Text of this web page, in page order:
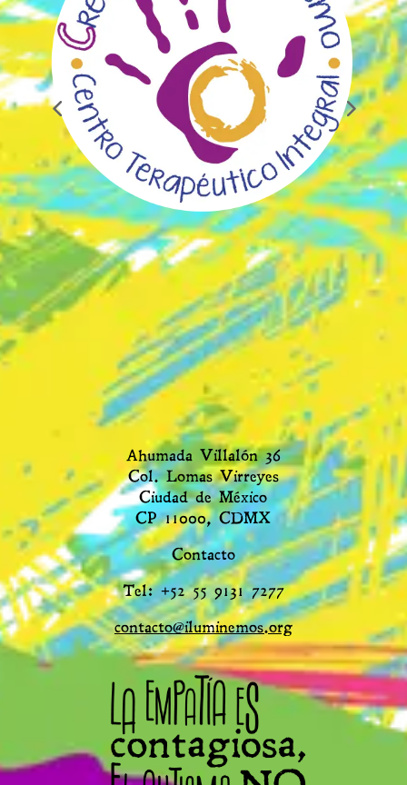
Ahumada Villalón 36
Col. Lomas Virreyes
Ciudad de México
CP 11000, CDMX
Contacto
Tel: +52 55 9131 7277
contacto@iluminemos.org